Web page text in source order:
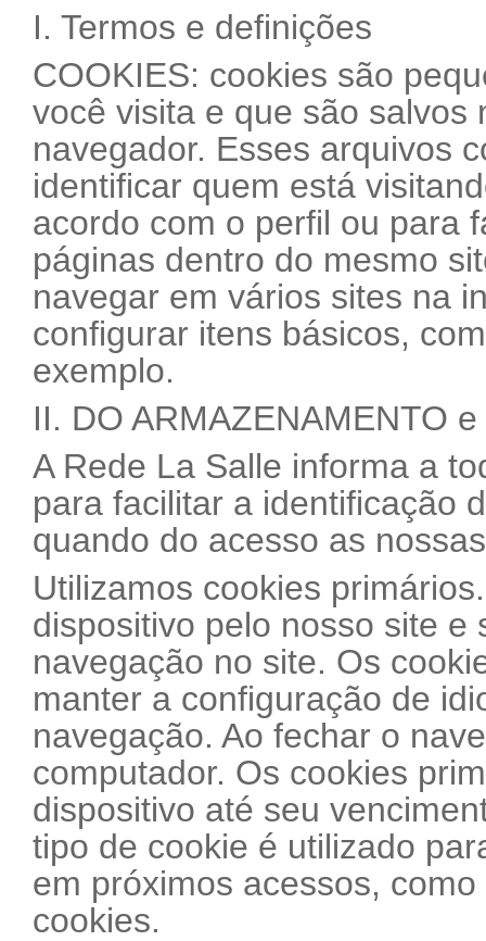
I. Termos e definições
COOKIES: cookies são
você visita e que são salvos
navegador. Esses arquivos
identificar quem está
acordo com o perfil ou para
páginas dentro do mesmo
navegar em vários sites na
configurar itens básicos,
exemplo.
II. DO ARMAZENAMENTO
A Rede La Salle informa a
para facilitar a identificação
quando do acesso as
Utilizamos cookies
dispositivo pelo nosso site
navegação no site. Os
manter a configuração de
navegação. Ao fechar o
computador. Os cookies
dispositivo até seu
tipo de cookie é utilizado
em próximos acessos,
cookies.